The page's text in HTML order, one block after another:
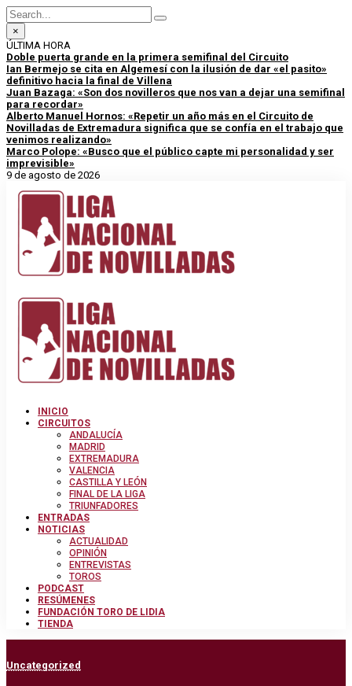
×
ÚLTIMA HORA
Doble puerta grande en la primera semifinal del Circuito
Ian Bermejo se cita en Algemesí con la ilusión de dar «el pasito»
definitivo hacia la final de Villena
Juan Bazaga: «Son dos novilleros que nos van a dejar una semifinal
para recordar»
Alberto Manuel Hornos: «Repetir un año más en el Circuito de
Novilladas de Extremadura significa que se confía en el trabajo que
venimos realizando»
Marco Polope: «Busco que el público capte mi personalidad y ser
imprevisible»
9 de agosto de 2026
INICIO
CIRCUITOS
ANDALUCÍA
MADRID
EXTREMADURA
VALENCIA
CASTILLA Y LEÓN
FINAL DE LA LIGA
TRIUNFADORES
ENTRADAS
NOTICIAS
ACTUALIDAD
OPINIÓN
ENTREVISTAS
TOROS
PODCAST
RESÚMENES
FUNDACIÓN TORO DE LIDIA
TIENDA
Uncategorized